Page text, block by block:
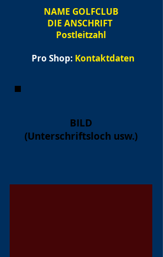
NAME GOLFCLUB
DIE ANSCHRIFT
Postleitzahl
Pro Shop: Kontaktdaten
BILD
(Unterschriftsloch usw.)